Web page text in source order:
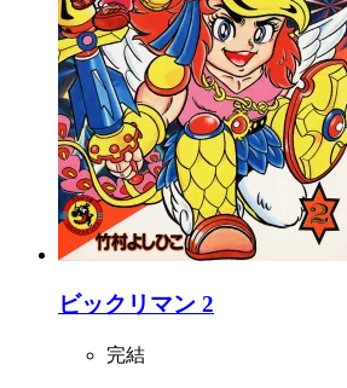
ビックリマン 2
完結